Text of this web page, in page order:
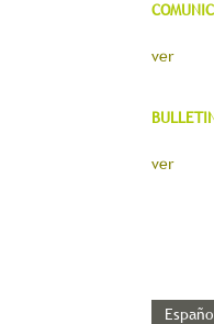
ver
ver